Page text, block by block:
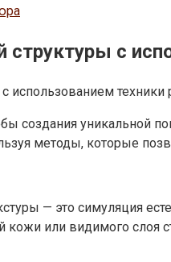
структуры с
создания уникальной
методы, которые
— это симуляция
или видимого слоя